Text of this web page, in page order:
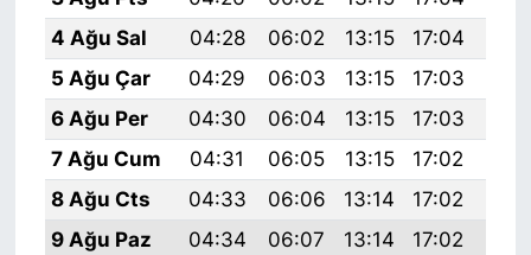
4 Ağu Sal
04:28 06:02 13:15 17:04
5 Ağu Çar
04:29 06:03 13:15 17:03
6 Ağu Per
04:30 06:04 13:15 17:03
7 Ağu Cum
04:31 06:05 13:15 17:02
8 Ağu Cts
04:33 06:06 13:14 17:02
9 Ağu Paz
04:34 06:07 13:14 17:02